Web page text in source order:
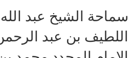
سماحة الشيخ عبد
اللطيف بن عبد